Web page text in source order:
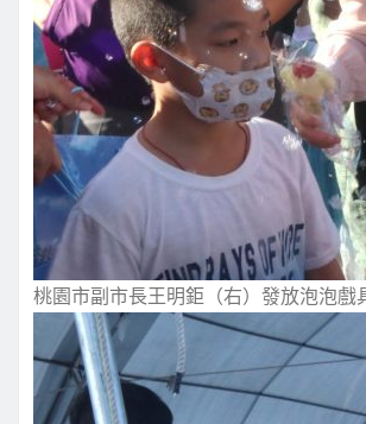
桃園市副市長王明鉅（右）發放泡泡